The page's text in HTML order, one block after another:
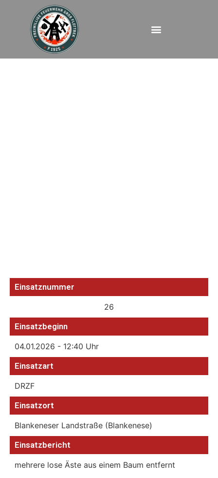
Einsatznummer
26
Einsatzbeginn
04.01.2026 - 12:40 Uhr
Einsatzart
DRZF
Einsatzort
Blankeneser Landstraße (Blankenese)
Einsatzbericht
mehrere lose Äste aus einem Baum entfernt